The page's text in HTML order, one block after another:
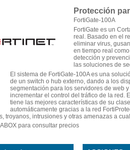
Protección
FortiGate-100A
FortiGate es un
real. Basado en el
eliminar virus,
en tiempo real
detección y
las soluciones de
El sistema de FortiGate-100A es una
de un switch o hub externo, dando a los
segmentación para los servidores de web
incrementar el control del tráfico de la red.
tiene las mejores características de su
automáticamente gracias a la red
troyanos, intrusiones y otras amenazas a
para consultar precios